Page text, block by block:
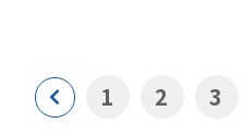
1 2 3